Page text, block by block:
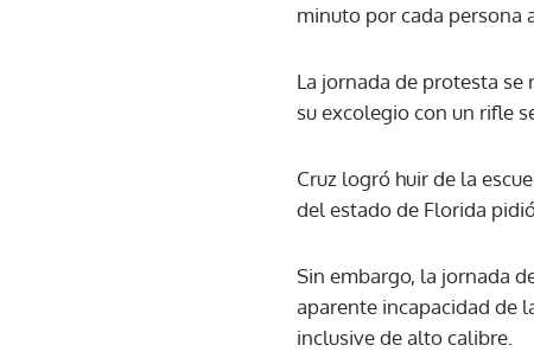
minuto por cada persona
La jornada de protesta se
su excolegio con un rifle
Cruz logró huir de la
del estado de Florida
Sin embargo, la jornada
aparente incapacidad de
inclusive de alto calibre.